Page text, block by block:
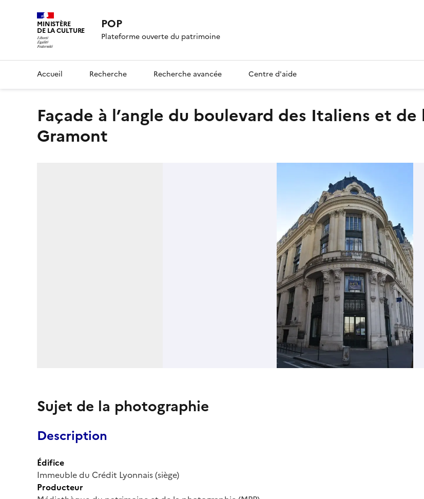
MINISTÈRE
DE LA CULTURE POP
Plateforme ouverte du patrimoine
Accueil Recherche Recherche avancée Centre d'aide
façade à l’angle du boulevard des Italiens et de la rue de
Gramont
Sujet de la photographie
Description
Édifice
Immeuble du Crédit Lyonnais (siège)
Producteur